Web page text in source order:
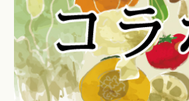
暮らしのデザイン
暮らしのメンテナンス